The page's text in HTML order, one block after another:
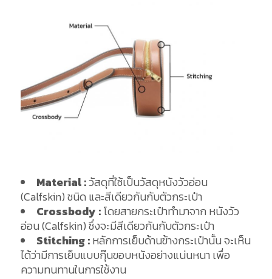
Material :วัสดุที่ใช้เป็นวัสดุหนังวัวอ่อน
(Calfskin) ชนิด และสีเดียวกันกับตัวกระเป๋า
Crossbody :โดยสายกระเป๋าทำมาจาก หนังวัว
อ่อน (Calfskin) ซึ่งจะมีสีเดียวกันกับตัวกระเป๋า
Stitching :หลักการเย็บด้านข้างกระเป๋านั้น จะเห็น
ได้ว่ามีการเย็บแบบกุ๊นขอบหนังอย่างแน่นหนา เพื่อ
ความทนทานในการใช้งาน